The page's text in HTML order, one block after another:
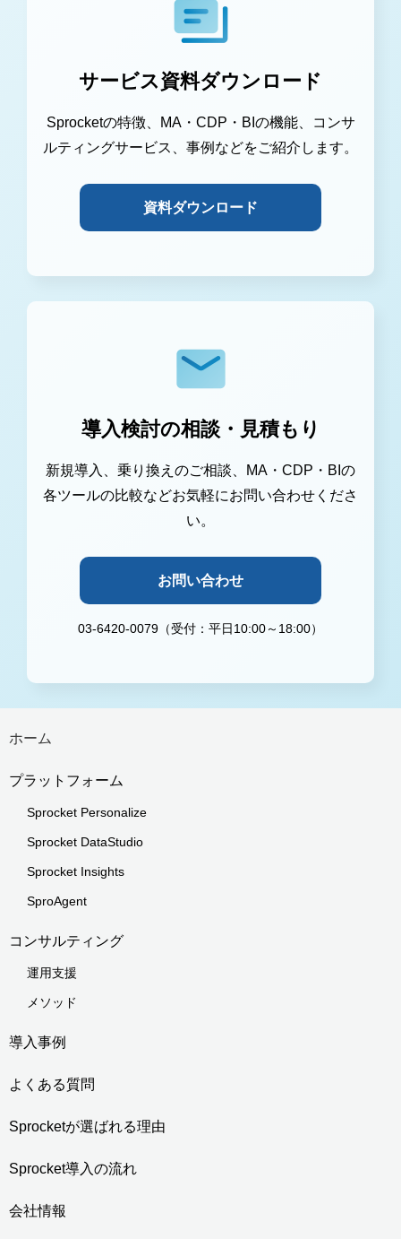
サービス資料ダウンロード
Sprocketの特徴、MA・CDP・BIの機能、コンサ
ルティングサービス、事例などをご紹介します。
資料ダウンロード
導入検討の相談・見積もり
新規導入、乗り換えのご相談、MA・CDP・BIの
各ツールの比較などお気軽にお問い合わせくださ
い。
お問い合わせ
03-6420-0079（受付：平日10:00～18:00）
ホーム
プラットフォーム
Sprocket Personalize
Sprocket DataStudio
Sprocket Insights
SproAgent
コンサルティング
運用支援
メソッド
導入事例
よくある質問
Sprocketが選ばれる理由
Sprocket導入の流れ
会社情報